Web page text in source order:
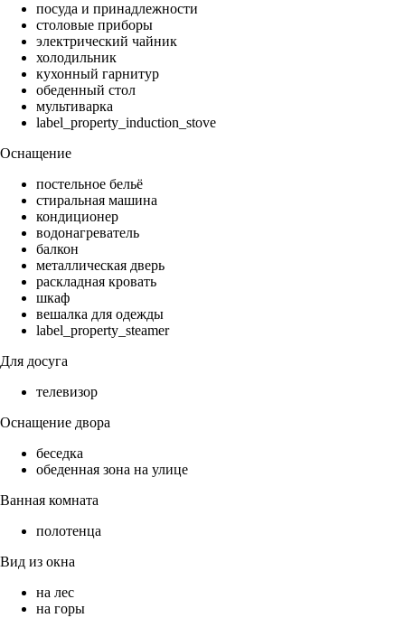
посуда и принадлежности
столовые приборы
электрический чайник
холодильник
кухонный гарнитур
обеденный стол
мультиварка
label_property_induction_stove
Оснащение
постельное бельё
стиральная машина
кондиционер
водонагреватель
балкон
металлическая дверь
раскладная кровать
шкаф
вешалка для одежды
label_property_steamer
Для досуга
телевизор
Оснащение двора
беседка
обеденная зона на улице
Ванная комната
полотенца
Вид из окна
на лес
на горы